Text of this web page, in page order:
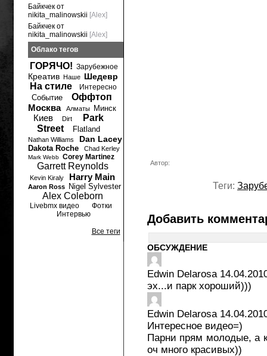
Автор:
Теги:
Добавить
ОБСУЖДЕНИЕ
Edwin Delarosa
эх...и парк хороший)))
Edwin Delarosa
Интересное видео=)
Парни прям молодые, а
оч много красивых))
Байкчек от
nikita_malinowskii [Alex]
Байкчек от
nikita_malinowskii [Alex]
Облако тегов
ГОРЯЧО! Зарубежное
Креатив Наше Шедевр
На стиле Интересно
Событие
Оффтоп
Москва
Алматы Минск
Киев Dirt
Park
Street
Flatland
Nathan Williams Dan Lacey
Dakota Roche Chad Kerley
Mark Webb Corey Martinez
Garrett Reynolds
Kevin Kiraly Harry Main
Aaron Ross Nigel Sylvester
Alex Coleborn
Livebmx видео
Фотки
Интервью
Все теги